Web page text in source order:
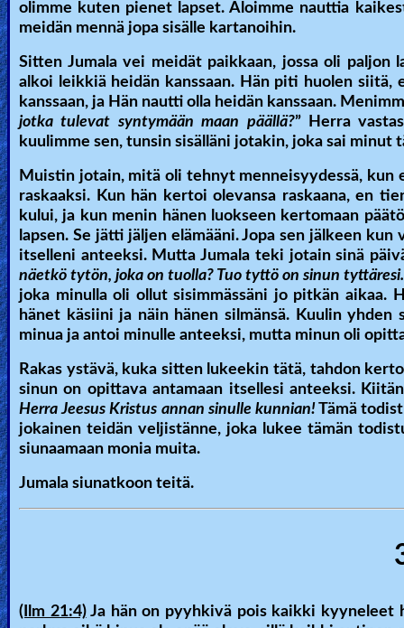
olimme kuten pienet lapset. Aloimme nauttia
meidän mennä jopa sisälle kartanoihin.
Sitten Jumala vei meidät paikkaan, jossa oli paljon
alkoi leikkiä heidän kanssaan. Hän piti huolen
kanssaan, ja Hän nautti olla heidän kanssaan.
jotka tulevat syntymään maan päällä?” Herra
kuulimme sen, tunsin sisälläni jotakin, joka sai minut
Muistin jotain, mitä oli tehnyt menneisyydessä, kun
raskaaksi. Kun hän kertoi olevansa raskaana, en
kului, ja kun menin hänen luokseen kertomaan
lapsen. Se jätti jäljen elämääni. Jopa sen jälkeen
itselleni anteeksi. Mutta Jumala teki jotain sinä
näetkö tytön, joka on tuolla? Tuo tyttö on sinun tyttäresi.
joka minulla oli ollut sisimmässäni jo pitkän aikaa.
hänet käsiini ja näin hänen silmänsä. Kuulin yhden
minua ja antoi minulle anteeksi, mutta minun oli
Rakas ystävä, kuka sitten lukeekin tätä, tahdon
sinun on opittava antamaan itsellesi anteeksi.
Herra Jeesus Kristus annan sinulle kunnian! Tämä
jokainen teidän veljistänne, joka lukee tämän
siunaamaan monia muita.
Jumala siunatkoon teitä.
(Ilm 21:4)Ja hän on pyyhkivä pois kaikki kyyneleet